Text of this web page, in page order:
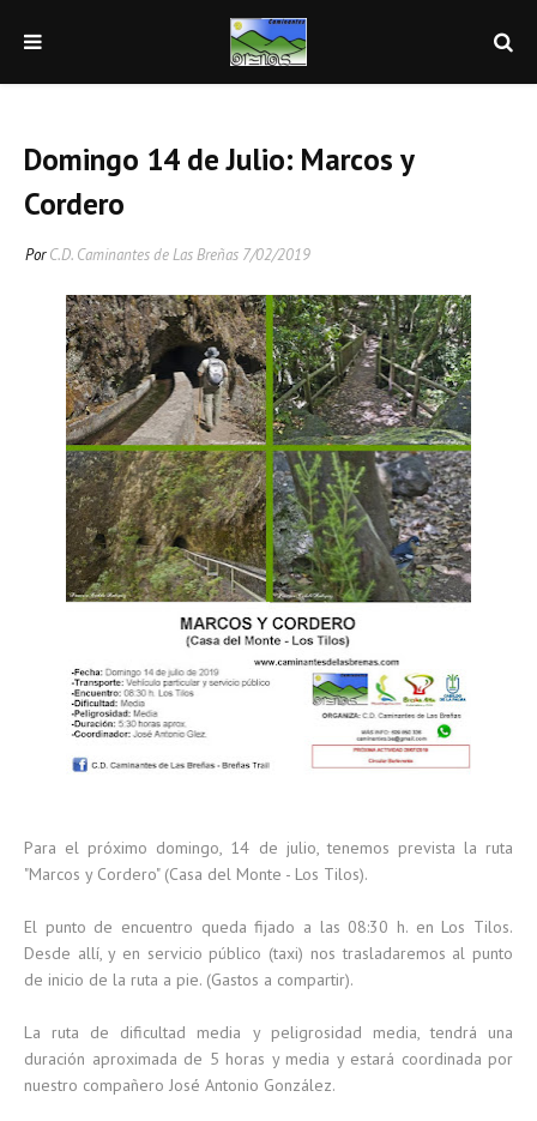
Domingo 14 de Julio: Marcos y
Cordero
Por C.D. Caminantes de Las Breñas 7/02/2019
Para el próximo domingo, 14 de julio, tenemos prevista la ruta
"Marcos y Cordero" (Casa del Monte - Los Tilos).
El punto de encuentro queda fijado a las 08:30 h. en Los Tilos.
Desde allí, y en servicio público (taxi) nos trasladaremos al punto
de inicio de la ruta a pie. (Gastos a compartir).
La ruta de dificultad media y peligrosidad media, tendrá una
duración aproximada de 5 horas y media y estará coordinada por
nuestro compañero José Antonio González.